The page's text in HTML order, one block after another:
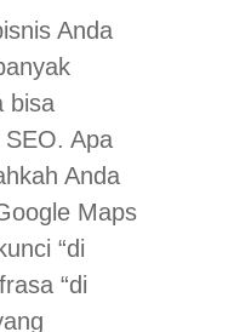
Anda
bisa
Apa
Anda
Maps
“di
“di